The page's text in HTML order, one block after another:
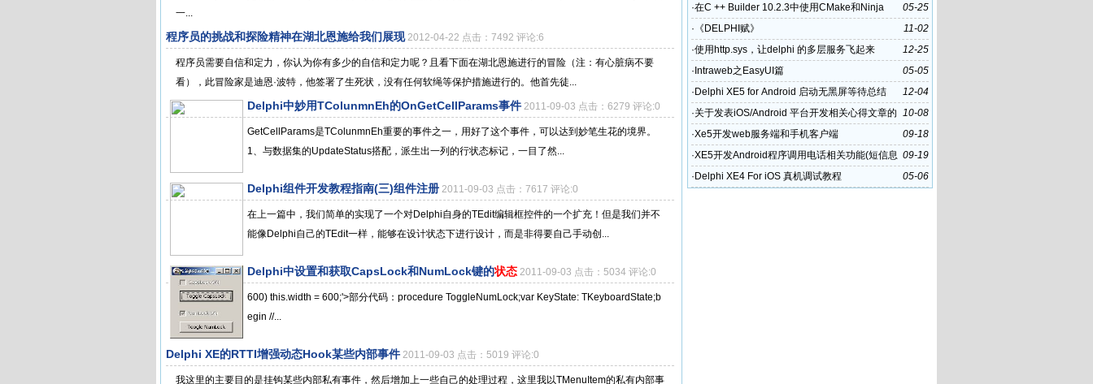
一...
程序员的挑战和探险精神在湖北恩施给我们展现 2012-04-22 点击：7492 评论:6
程序员需要自信和定力，你认为你有多少的自信和定力呢？且看下面在湖北恩施进行的冒险（注：有心脏病不要
看），此冒险家是迪恩·波特，他签署了生死状，没有任何软绳等保护措施进行的。他首先徒...
Delphi中妙用TColunmnEh的OnGetCellParams事件 2011-09-03 点击：6279 评论:0
GetCellParams是TColunmnEh重要的事件之一，用好了这个事件，可以达到妙笔生花的境界。
1、与数据集的UpdateStatus搭配，派生出一列的行状态标记，一目了然...
Delphi组件开发教程指南(三)组件注册 2011-09-03 点击：7617 评论:0
在上一篇中，我们简单的实现了一个对Delphi自身的TEdit编辑框控件的一个扩充！但是我们并不
能像Delphi自己的TEdit一样，能够在设计状态下进行设计，而是非得要自己手动创...
Delphi中设置和获取CapsLock和NumLock键的状态 2011-09-03 点击：5034 评论:0
600) this.width = 600;'>部分代码：procedure ToggleNumLock;var KeyState: TKeyboardState;b
egin //...
Delphi XE的RTTI增强动态Hook某些内部事件 2011-09-03 点击：5019 评论:0
我这里的主要目的是挂钩某些内部私有事件，然后增加上一些自己的处理过程，这里我以TMenuItem的私有内部事
05-25
·在C ++ Builder 10.2.3中使用CMake和Ninja
11-02
· 《DELPHI赋》
12-25
·使用http.sys，让delphi 的多层服务飞起来
05-05
· Intraweb之EasyUI篇
12-04
· Delphi XE5 for Android 启动无黑屏等待总结
10-08
·关于发表iOS/Android 平台开发相关心得文章的
奖励政策
09-18
·Xe5开发web服务端和手机客户端
09-19
·XE5开发Android程序调用电话相关功能(短信息
和电话)
05-06
· Delphi XE4 For iOS 真机调试教程